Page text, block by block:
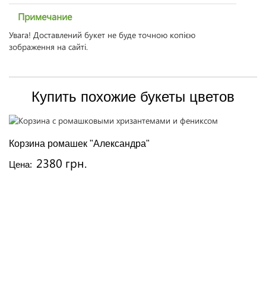
Примечание
Увага! Доставлений букет не буде точною копією
зображення на сайті.
Купить похожие букеты цветов
Корзина ромашек "Александра"
Цена: 2380 грн.